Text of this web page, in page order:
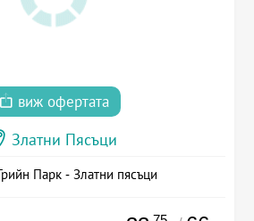
виж офертата
Златни Пясъци
Парк - Златни пясъци